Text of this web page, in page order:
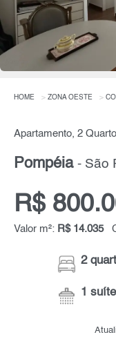
HOME ZONA OESTE
Apartamento, 2
Pompéia - São
R$
Valor m²: R$ 14.035
2
1 suíte